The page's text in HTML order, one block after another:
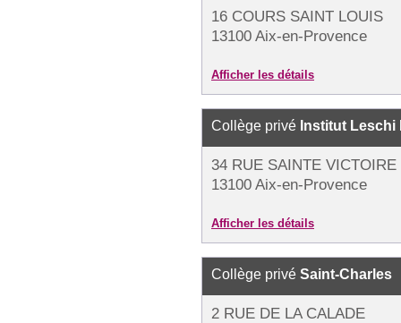
16 COURS SAINT LOUIS
13100 Aix-en-Provence
Afficher les détails
Collège privé Institut Leschi
34 RUE SAINTE VICTOIRE
13100 Aix-en-Provence
Afficher les détails
Collège privé Saint-Charles
2 RUE DE LA CALADE